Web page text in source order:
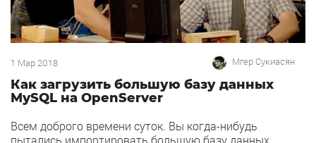
1 Мар 2018 Мгер Сукиасян
Как загрузить большую базу данных
MySQL на OpenServer
Всем доброго времени суток. Вы когда-нибудь
пытались импортировать большую базу данных,